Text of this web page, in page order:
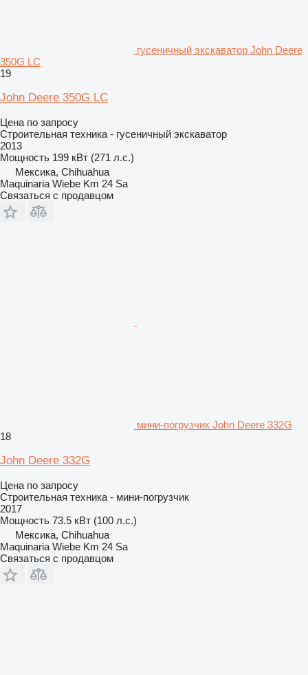
гусеничный экскаватор John Deere
350G LC
19
John Deere 350G LC
Цена по запросу
Строительная техника - гусеничный экскаватор
2013
Мощность 199 кВт (271 л.с.)
Мексика, Chihuahua
Maquinaria Wiebe Km 24 Sa
Связаться с продавцом
мини-погрузчик John Deere 332G
18
John Deere 332G
Цена по запросу
Строительная техника - мини-погрузчик
2017
Мощность 73.5 кВт (100 л.с.)
Мексика, Chihuahua
Maquinaria Wiebe Km 24 Sa
Связаться с продавцом